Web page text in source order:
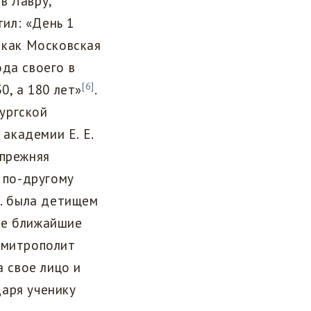
«День 1
Московская
своего в
а 180 лет»[6].
Е. Е.
другому
была детищем
ближайшие
свое лицо и
ученику